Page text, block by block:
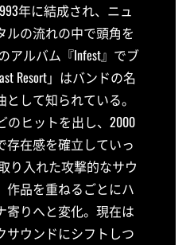
年に結成され、ニュ
ルの流れの中で頭角を
アルバム『Infest』でブ
Resort」はバンドの名
して知られている。
のヒットを出し、2000
存在感を確立していっ
り入れた攻撃的なサウ
作品を重ねるごとにハ
寄りへと変化。現在は
サウンドにシフトしつ